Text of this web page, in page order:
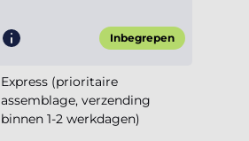
Inbegrepen
Express (prioritaire
assemblage, verzending
binnen 1-2 werkdagen)